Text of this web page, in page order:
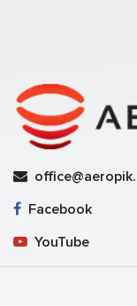
Facebook
YouTube